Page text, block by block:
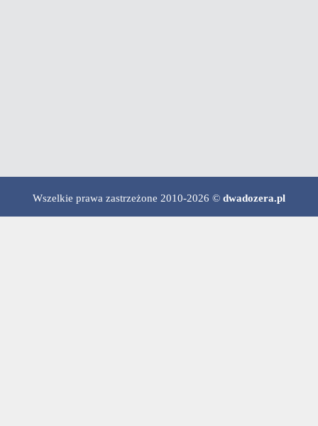
Wszelkie prawa zastrzeżone 2010-2026 © dwadozera.pl